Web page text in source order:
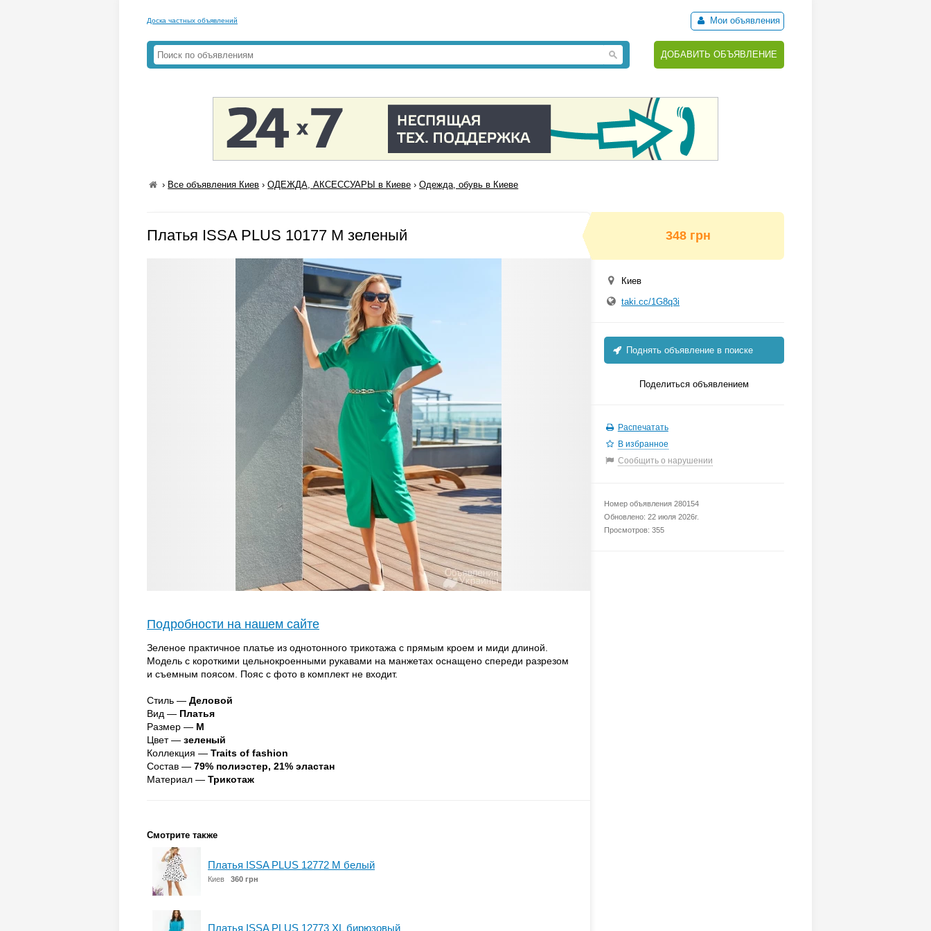
Доска частных объявлений Мои объявления
ДОБАВИТЬ ОБЪЯВЛЕНИЕ
› Все объявления Киев ›ОДЕЖДА, АКСЕССУАРЫ в Киеве ›Одежда, обувь в Киеве
Платья ISSA PLUS 10177 M зеленый
Подробности на нашем сайте
Зеленое практичное платье из однотонного трикотажа с прямым кроем и миди длиной.
Модель с короткими цельнокроенными рукавами на манжетах оснащено спереди разрезом
и съемным поясом. Пояс с фото в комплект не входит.
Стиль — Деловой
Вид — Платья
Размер — M
Цвет — зеленый
Коллекция — Traits of fashion
Состав — 79% полиэстер, 21% эластан
Материал — Трикотаж
Смотрите также
Платья ISSA PLUS 12772 M белый
Киев 360 грн
Платья ISSA PLUS 12773 XL бирюзовый
348 грн
Киев
taki.cc/1G8q3i
Поднять объявление в поиске
Поделиться объявлением
Распечатать
В избранное
Сообщить о нарушении
Номер объявления 280154
Обновлено: 22 июля 2026г.
Просмотров: 355